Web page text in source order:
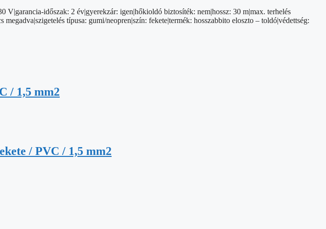
V|garancia-időszak: 2 év|gyerekzár: igen|hőkioldó biztosíték: nem|hossz: 30 m|max. terhelés
típusa: gumi/neopren|szín: fekete|termék: hosszabbito eloszto – toldó|védettség:
/ 1,5 mm2
/ PVC / 1,5 mm2